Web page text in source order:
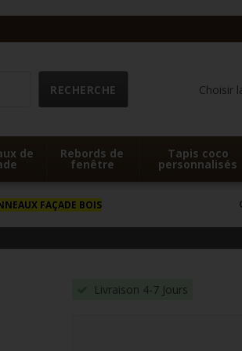
Choisir
de Rebords de
fenêtre
Tapis coco
personnalisés
FAÇADE BOIS
Livraison 4-7 Jours